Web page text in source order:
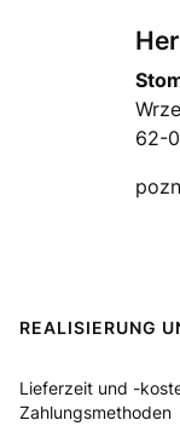
62-
REALISIERUNG
Lieferzeit und -
Zahlungsmethoden